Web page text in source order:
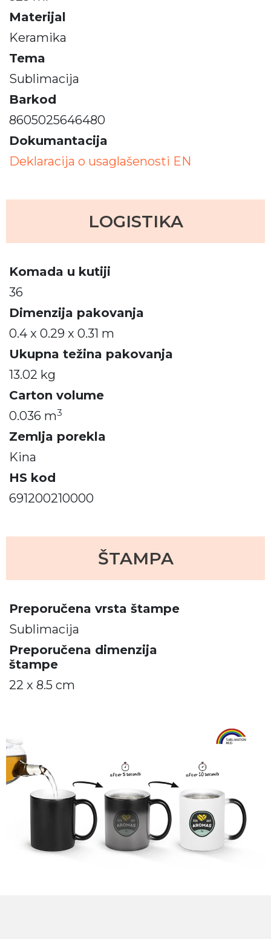
Materijal
Keramika
Tema
Sublimacija
Barkod
8605025646480
Dokumantacija
Deklaracija o usaglašenosti EN
LOGISTIKA
Komada u kutiji
36
Dimenzija pakovanja
0.4 x 0.29 x 0.31 m
Ukupna težina pakovanja
13.02 kg
Carton volume
0.036 m3
Zemlja porekla
Kina
HS kod
691200210000
ŠTAMPA
Preporučena vrsta štampe
Sublimacija
Preporučena dimenzija
štampe
22 x 8.5 cm